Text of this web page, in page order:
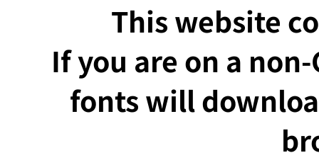
This website
If you are on a
fonts will